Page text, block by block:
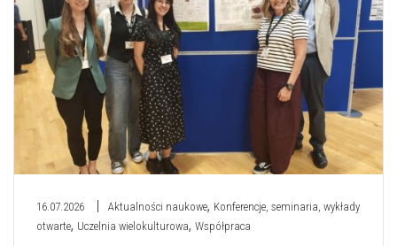
16.07.2026 Aktualności naukowe, Konferencje, seminaria, wykłady
otwarte, Uczelnia wielokulturowa, Współpraca